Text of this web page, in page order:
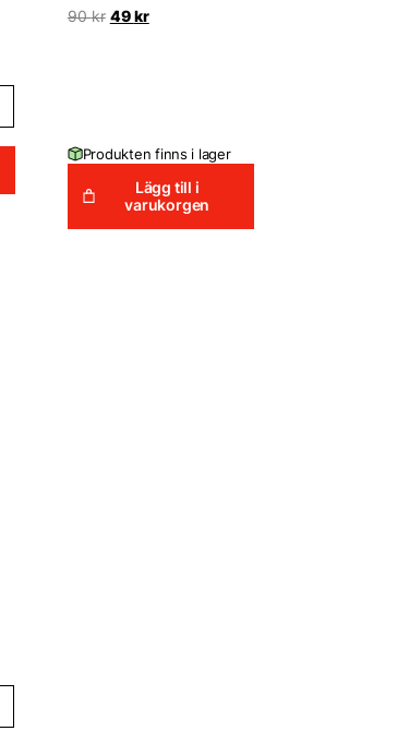
90kr Det
49krDet
Produkten finns i lager
Lägg till i
varukorgen